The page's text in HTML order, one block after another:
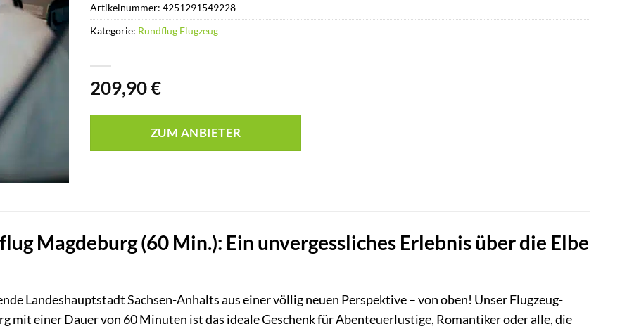
209,90€
ZUM ANBIETER
Artikelnummer:4251291549228
Kategorie: Rundflug Flugzeug
Magdeburg (60 Min.): Ein unvergessliches Erlebnis über die Elbe
Landeshauptstadt Sachsen-Anhalts aus einer völlig neuen Perspektive – von oben! Unser Flugzeug-
mit einer Dauer von 60 Minuten ist das ideale Geschenk für Abenteuerlustige, Romantiker oder alle, die